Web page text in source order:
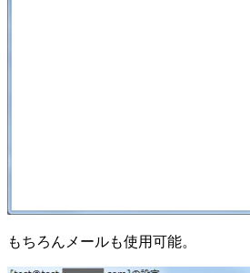
もちろんメールも使用可能。